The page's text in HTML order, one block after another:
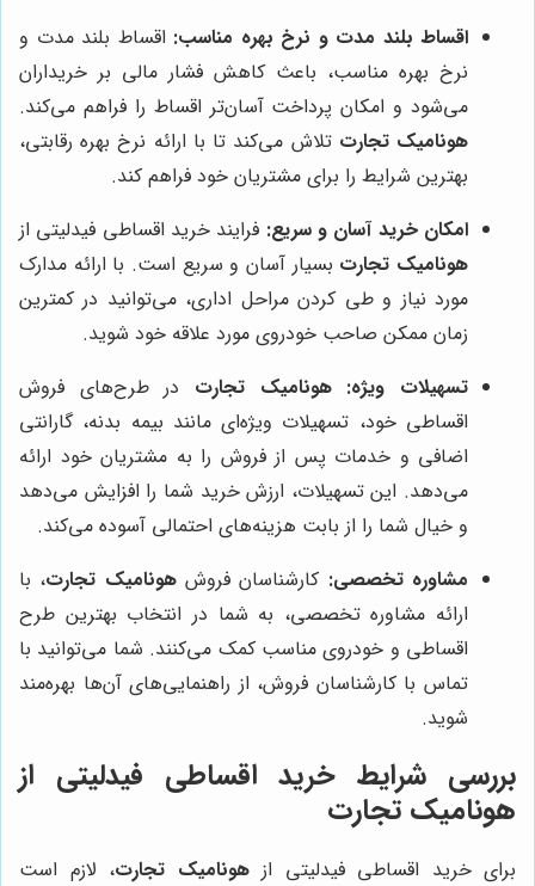
اقساط بلند مدت و نرخ بهره مناسب: اقساط بلند مدت و
نرخ بهره مناسب، باعث کاهش فشار مالی بر خریداران
می‌شود و امکان پرداخت آسان‌تر اقساط را فراهم می‌کند.
هونامیک تجارت تلاش می‌کند تا با ارائه نرخ بهره رقابتی،
بهترین شرایط را برای مشتریان خود فراهم کند.
امکان خرید آسان و سریع: فرایند خرید اقساطی فیدلیتی از
هونامیک تجارت بسیار آسان و سریع است. با ارائه مدارک
مورد نیاز و طی کردن مراحل اداری، می‌توانید در کمترین
زمان ممکن صاحب خودروی مورد علاقه خود شوید.
تسهیلات ویژه: هونامیک تجارت در طرح‌های فروش
اقساطی خود، تسهیلات ویژه‌ای مانند بیمه بدنه، گارانتی
اضافی و خدمات پس از فروش را به مشتریان خود ارائه
می‌دهد. این تسهیلات، ارزش خرید شما را افزایش می‌دهد
و خیال شما را از بابت هزینه‌های احتمالی آسوده می‌کند.
مشاوره تخصصی: کارشناسان فروشهونامیک تجارت، با
ارائه مشاوره تخصصی، به شما در انتخاب بهترین طرح
اقساطی و خودروی مناسب کمک می‌کنند. شما می‌توانید با
تماس با کارشناسان فروش، از راهنمایی‌های آن‌ها بهره‌مند
شوید.
بررسی شرایط خرید اقساطی فیدلیتی از
هونامیک تجارت
برای خرید اقساطی فیدلیتی ازهونامیک تجارت، لازم است